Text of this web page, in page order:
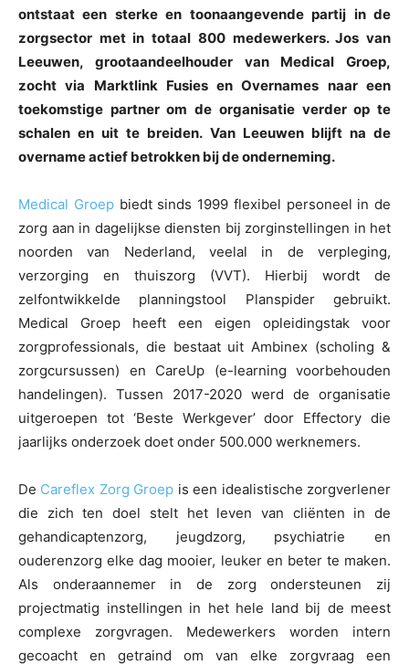
ontstaat een sterke en toonaangevende partij in de
zorgsector met in totaal 800 medewerkers. Jos van
Leeuwen, grootaandeelhouder van Medical Groep,
zocht via Marktlink Fusies en Overnames naar een
toekomstige partner om de organisatie verder op te
schalen en uit te breiden. Van Leeuwen blijft na de
overname actief betrokken bij de onderneming.
Medical Groepbiedt sinds 1999 flexibel personeel in de
zorg aan in dagelijkse diensten bij zorginstellingen in het
noorden van Nederland, veelal in de verpleging,
verzorging en thuiszorg (VVT). Hierbij wordt de
zelfontwikkelde planningstool Planspider gebruikt.
Medical Groep heeft een eigen opleidingstak voor
zorgprofessionals, die bestaat uit Ambinex (scholing &
zorgcursussen) en CareUp (e-learning voorbehouden
handelingen). Tussen 2017-2020 werd de organisatie
uitgeroepen tot ‘Beste Werkgever’ door Effectory die
jaarlijks onderzoek doet onder 500.000 werknemers.
De Careflex Zorg Groep is een idealistische zorgverlener
die zich ten doel stelt het leven van cliënten in de
gehandicaptenzorg, jeugdzorg, psychiatrie en
ouderenzorg elke dag mooier, leuker en beter te maken.
Als onderaannemer in de zorg ondersteunen zij
projectmatig instellingen in het hele land bij de meest
complexe zorgvragen. Medewerkers worden intern
gecoacht en getraind om van elke zorgvraag een